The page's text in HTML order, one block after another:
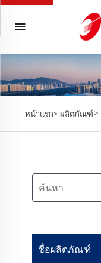
หน้าแรก> ผลิตภัณฑ์>
ชื่อผลิตภัณฑ์